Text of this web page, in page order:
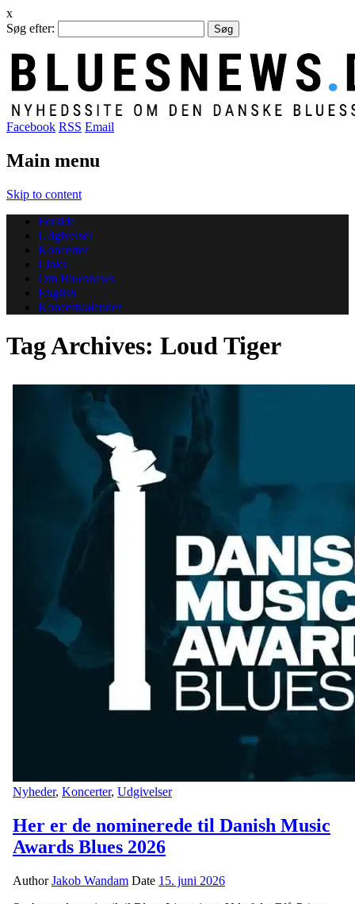
x
Søg efter:
Facebook RSS Email
Main menu
Skip to content
Forside
Udgivelser
Koncerter
Links
Om Bluesnews
English
Koncertkalender
Tag Archives: Loud Tiger
Nyheder, Koncerter, Udgivelser
Her er de nominerede til Danish Music
Awards Blues 2026
AuthorJakob Wandam Date 15. juni 2026